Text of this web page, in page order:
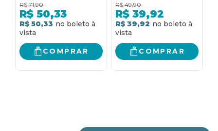
R$ 71,90
R$ 50,33
R$ 50,33
COMPRAR
R$ 49,90
R$ 39,92
R$ 39,92
COMPRAR